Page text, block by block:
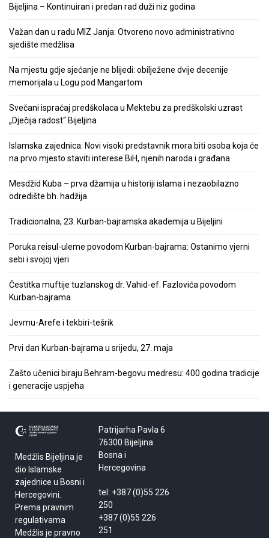
Bijeljina – Kontinuiran i predan rad duži niz godina
Važan dan u radu MIZ Janja: Otvoreno novo administrativno
sjedište medžlisa
Na mjestu gdje sjećanje ne blijedi: obilježene dvije decenije
memorijala u Logu pod Mangartom
Svečani ispraćaj predškolaca u Mektebu za predškolski uzrast
„Dječija radost“ Bijeljina
Islamska zajednica: Novi visoki predstavnik mora biti osoba koja će
na prvo mjesto staviti interese BiH, njenih naroda i građana
Mesdžid Kuba – prva džamija u historiji islama i nezaobilazno
odredište bh. hadžija
Tradicionalna, 23. Kurban-bajramska akademija u Bijeljini
Poruka reisul-uleme povodom Kurban-bajrama: Ostanimo vjerni
sebi i svojoj vjeri
Čestitka muftije tuzlanskog dr. Vahid-ef. Fazlovića povodom
Kurban-bajrama
Jevmu-Arefe i tekbiri-tešrik
Prvi dan Kurban-bajrama u srijedu, 27. maja
Zašto učenici biraju Behram-begovu medresu: 400 godina tradicije
i generacije uspjeha
Medžlis Bijeljina je
dio Islamske
zajednice u Bosni i
Hercegovini.
Prema pravnim
regulativama
Medžlis je pravno
Patrijarha Pavla 6
76300 Bijeljina
Bosna i
Hercegovina
tel: +387 (0)55 226
250
+387 (0)55 226
251